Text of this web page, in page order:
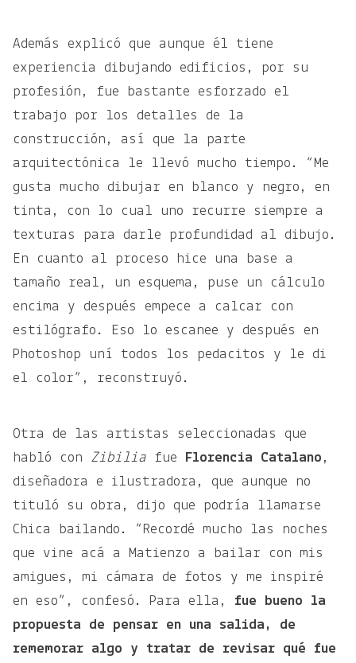
Además explicó que aunque él tiene
experiencia dibujando edificios, por su
profesión, fue bastante esforzado el
trabajo por los detalles de la
construcción, así que la parte
arquitectónica le llevó mucho tiempo. “Me
gusta mucho dibujar en blanco y negro, en
tinta, con lo cual uno recurre siempre a
texturas para darle profundidad al dibujo.
En cuanto al proceso hice una base a
tamaño real, un esquema, puse un cálculo
encima y después empece a calcar con
estilógrafo. Eso lo escanee y después en
Photoshop uní todos los pedacitos y le di
el color”, reconstruyó.
Otra de las artistas seleccionadas que
habló con Zibilia fue Florencia Catalano ,
diseñadora e ilustradora, que aunque no
tituló su obra, dijo que podría llamarse
Chica bailando. “Recordé mucho las noches
que vine acá a Matienzo a bailar con mis
amigues, mi cámara de fotos y me inspiré
en eso”, confesó. Para ella, fue bueno la
propuesta de pensar en una salida, de
rememorar algo y tratar de revisar qué fue